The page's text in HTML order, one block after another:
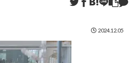
2024.12.05